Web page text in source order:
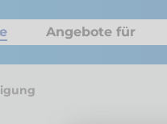
Angebote für